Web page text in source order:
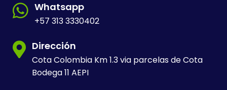
Whatsapp
+57 313 3330402
Dirección
Cota Colombia Km 1.3 via parcelas de Cota
Bodega 11 AEPI